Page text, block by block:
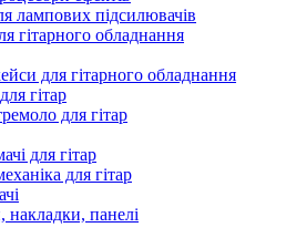
лампових підсилювачів
гітарного обладнання
для гітарного обладнання
гітар
для гітар
для гітар
для гітар
накладки, панелі